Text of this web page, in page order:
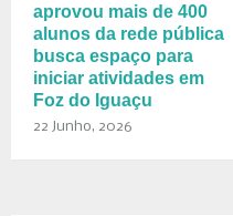
aprovou mais de 400
alunos da rede pública
busca espaço para
iniciar atividades em
Foz do Iguaçu
22 Junho, 2026